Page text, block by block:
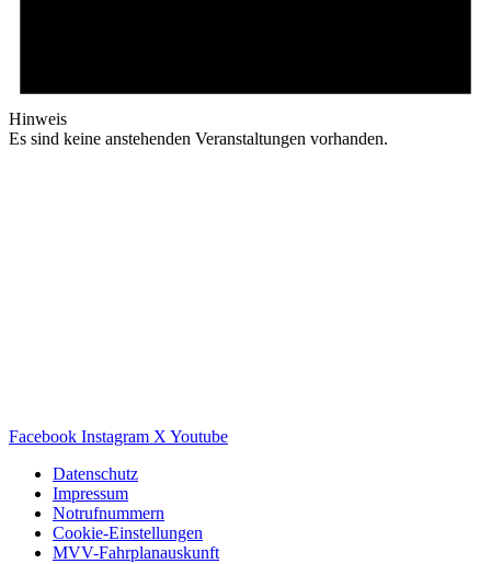
Hinweis
Es sind keine anstehenden Veranstaltungen vorhanden.
Facebook Instagram X Youtube
Datenschutz
Impressum
Notrufnummern
Cookie-Einstellungen
MVV-Fahrplanauskunft